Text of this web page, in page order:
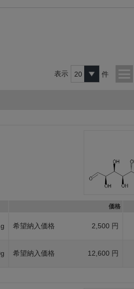
表示 件
価格
希望納入価格 2,500 円
希望納入価格 12,600 円